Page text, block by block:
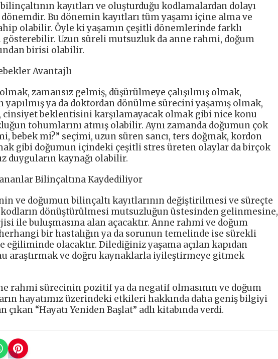
kayıtları ve oluşturduğu kodlamalardan dolayı
Bu dönemin kayıtları tüm yaşamı içine alma ve
olabilir. Öyle ki yaşamın çeşitli dönemlerinde farklı
gösterebilir. Uzun süreli mutsuzluk da anne rahmi, doğum
birisi olabilir.
Avantajlı
zamansız gelmiş, düşürülmeye çalışılmış olmak,
yapılmış ya da doktordan dönülme sürecini yaşamış olmak,
cinsiyet beklentisini karşılamayacak olmak gibi nice konu
tohumlarını atmış olabilir. Aynı zamanda doğumun çok
bebek mi?” seçimi, uzun süren sancı, ters doğmak, kordon
gibi doğumun içindeki çeşitli stres üreten olaylar da birçok
duyguların kaynağı olabilir.
Bilinçaltına Kaydediliyor
ve doğumun bilinçaltı kayıtlarının değiştirilmesi ve süreçte
dönüştürülmesi mutsuzluğun üstesinden gelinmesine,
ile buluşmasına alan açacaktır. Anne rahmi ve doğum
bir hastalığın ya da sorunun temelinde ise sürekli
olacaktır. Dilediğiniz yaşama açılan kapıdan
araştırmak ve doğru kaynaklarla iyileştirmeye gitmek
rahmi sürecinin pozitif ya da negatif olmasının ve doğum
hayatımız üzerindeki etkileri hakkında daha geniş bilgiyi
çıkan “Hayatı Yeniden Başlat” adlı kitabında verdi.